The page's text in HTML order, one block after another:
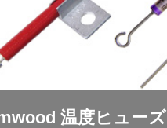
温度ヒューズ